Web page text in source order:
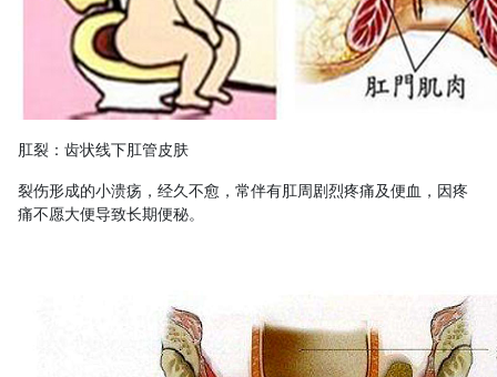
肛裂：齿状线下肛管皮肤
裂伤形成的小溃疡，经久不愈，常伴有肛周剧烈疼痛及便血，因疼
痛不愿大便导致长期便秘。